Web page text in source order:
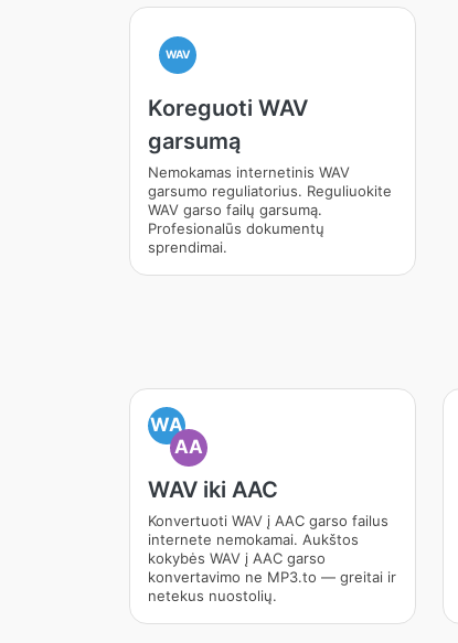
WAV
Koreguoti WAV
garsumą
Nemokamas internetinis WAV
garsumo reguliatorius. Reguliuokite
WAV garso failų garsumą.
Profesionalūs dokumentų
sprendimai.
WA
AA
WAV iki AAC
Konvertuoti WAV į AAC garso failus
internete nemokamai. Aukštos
kokybės WAV į AAC garso
konvertavimo ne MP3.to — greitai ir
netekus nuostolių.